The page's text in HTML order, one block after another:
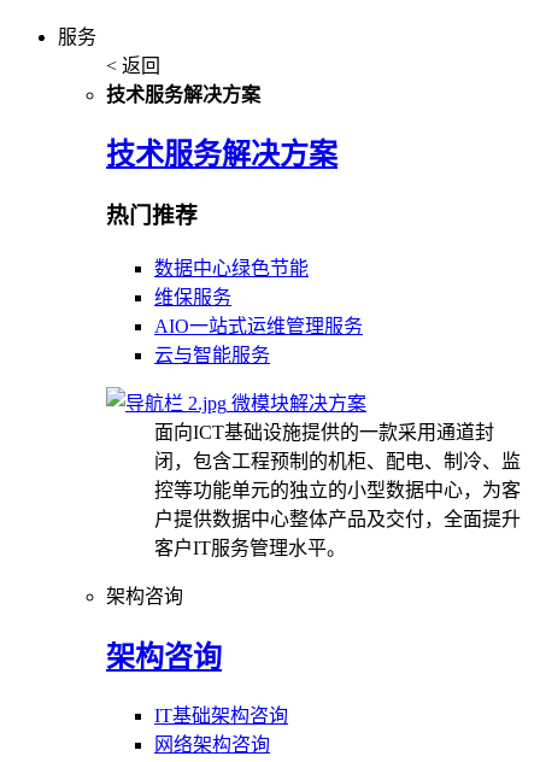
服务
< 返回
技术服务解决方案
技术服务解决方案
热门推荐
数据中心绿色节能
维保服务
AIO一站式运维管理服务
云与智能服务
微模块解决方案
面向ICT基础设施提供的一款采用通道封
闭，包含工程预制的机柜、配电、制冷、监
控等功能单元的独立的小型数据中心，为客
户提供数据中心整体产品及交付，全面提升
客户IT服务管理水平。
架构咨询
架构咨询
IT基础架构咨询
网络架构咨询